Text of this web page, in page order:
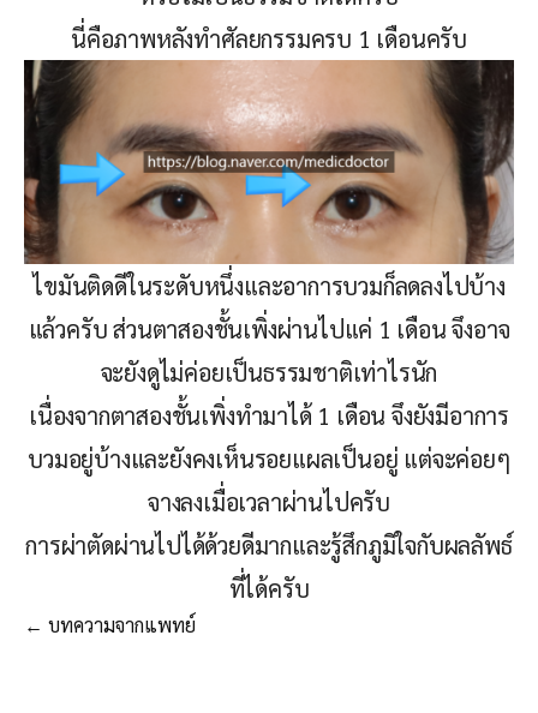
นี่คือภาพหลังทำศัลยกรรมครบ 1 เดือนครับ
ไขมันติดดีในระดับหนึ่งและอาการบวมก็ลดลงไปบ้าง
แล้วครับ ส่วนตาสองชั้นเพิ่งผ่านไปแค่ 1 เดือน จึงอาจ
จะยังดูไม่ค่อยเป็นธรรมชาติเท่าไรนัก
เนื่องจากตาสองชั้นเพิ่งทำมาได้ 1 เดือน จึงยังมีอาการ
บวมอยู่บ้างและยังคงเห็นรอยแผลเป็นอยู่ แต่จะค่อยๆ
จางลงเมื่อเวลาผ่านไปครับ
การผ่าตัดผ่านไปได้ด้วยดีมากและรู้สึกภูมิใจกับผลลัพธ์
ที่ได้ครับ
← บทความจากแพทย์